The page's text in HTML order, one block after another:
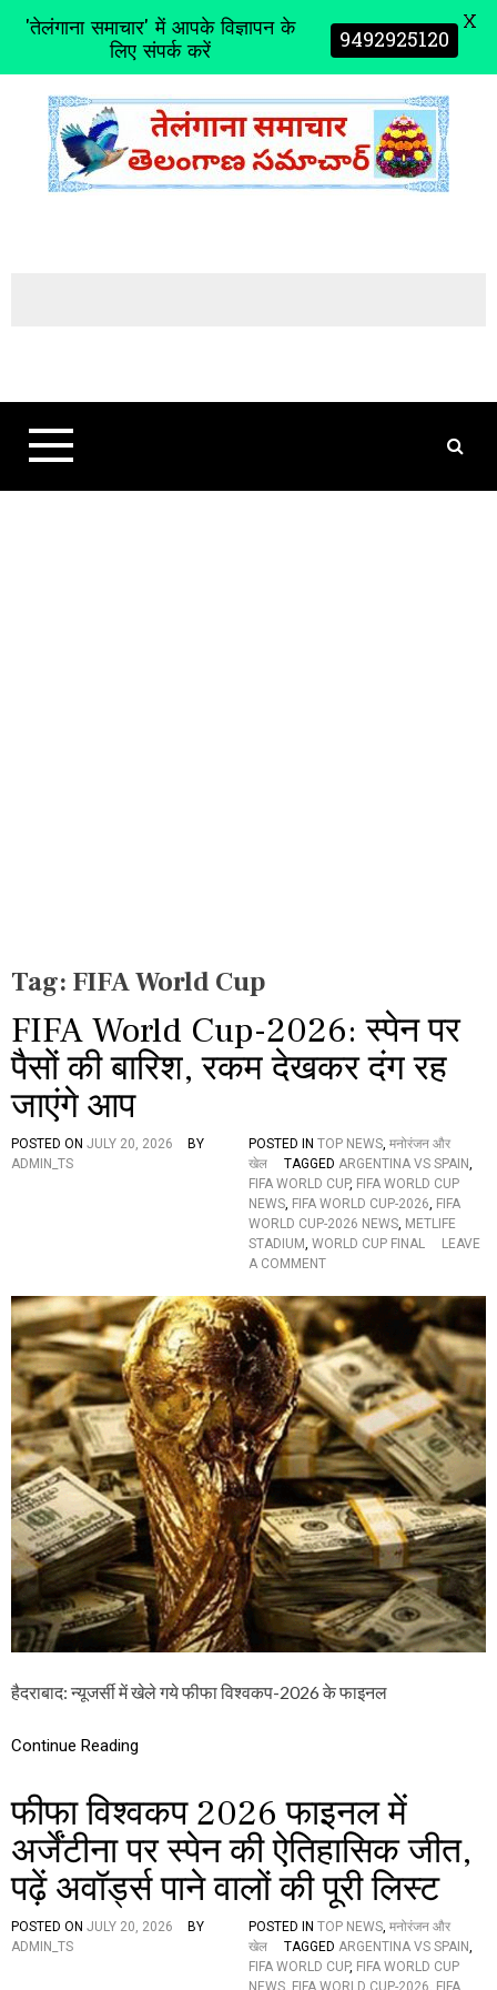
t
Tag: FIFA World Cup
FIFA World Cup-2026: स्पेन पर
पैसों की बारिश, रकम देखकर दंग रह
जाएंगे आप
POSTED ON JULY 20, 2026
BY
ADMIN_TS
POSTED IN TOP NEWS, मनोरंजन और
खेल
TAGGED ARGENTINA VS SPAIN,
FIFA WORLD CUP, FIFA WORLD CUP
NEWS, FIFA WORLD CUP-2026, FIFA
WORLD CUP-2026 NEWS, METLIFE
STADIUM, WORLD CUP FINAL
LEAVE
A COMMENTO
F
I
F
A
W
O
R
L
D
C
U
P
-
2
0
2
6
:
न
प
बा
रि
श
,
र
क
म
दे
ख
क
हैदराबाद: न्यूजर्सी में खेले गये फीफा विश्वकप-2026 के फाइनल
Continue Reading
फीफा विश्वकप 2026 फाइनल में
अर्जेंटीना पर स्पेन की ऐतिहासिक जीत,
पढ़ें अवॉर्ड्स पाने वालों की पूरी लिस्ट
POSTED ON JULY 20, 2026
BY
ADMIN_TS
POSTED IN TOP NEWS, मनोरंजन और
खेल
TAGGED ARGENTINA VS SPAIN,
FIFA WORLD CUP, FIFA WORLD CUP
NEWS, FIFA WORLD CUP-2026, FIFA
'तेलंगाना समाचार' में आपके विज्ञापन के
लिए संपर्क करें 9492925120 X